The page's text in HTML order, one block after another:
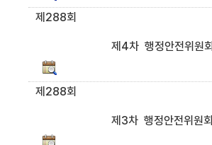
제288회
제4차 행정안전위원회
제288회
제3차 행정안전위원회